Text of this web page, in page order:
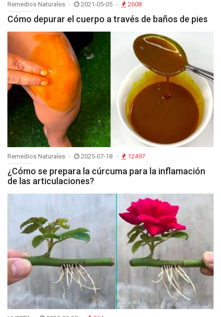
Remedios Naturales 2021-05-05 2608
Cómo depurar el cuerpo a través de baños de pies
Remedios Naturales 2025-07-18 12497
¿Cómo se prepara la cúrcuma para la inflamación
de las articulaciones?